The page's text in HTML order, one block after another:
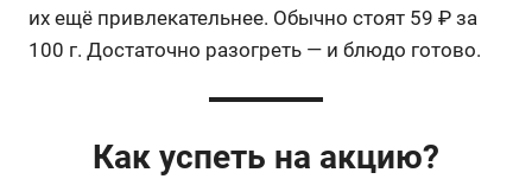
их ещё привлекательнее. Обычно стоят 59 ₽ за
100 г. Достаточно разогреть — и блюдо готово.
Как успеть на акцию?